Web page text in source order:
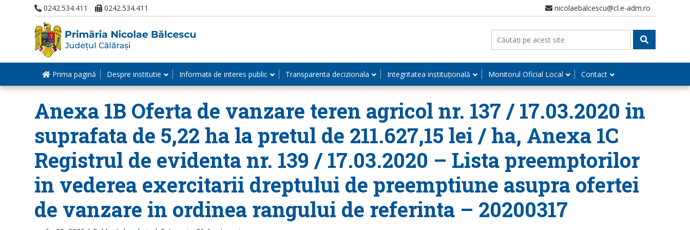
0242.534.411 0242.534.411 nicolaebalcescu@cl.e-adm.ro
Prima pagină Despre institutie Informatii de interes public Transparenta decizionala Integritatea instituțională Monitorul Oficial Local Contact
Anexa 1B Oferta de vanzare teren agricol nr. 137 / 17.03.2020 in
suprafata de 5,22 ha la pretul de 211.627,15 lei / ha, Anexa 1C
Registrul de evidenta nr. 139 / 17.03.2020 – Lista preemptorilor
in vederea exercitarii dreptului de preemptiune asupra ofertei
de vanzare in ordinea rangului de referinta – 20200317